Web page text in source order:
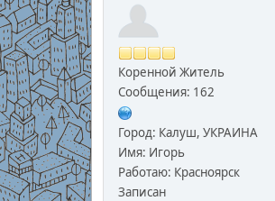
Коренной Житель
Сообщения: 162
Город: Калуш, УКРАИНА
Имя: Игорь
Работаю: Красноярск
Записан